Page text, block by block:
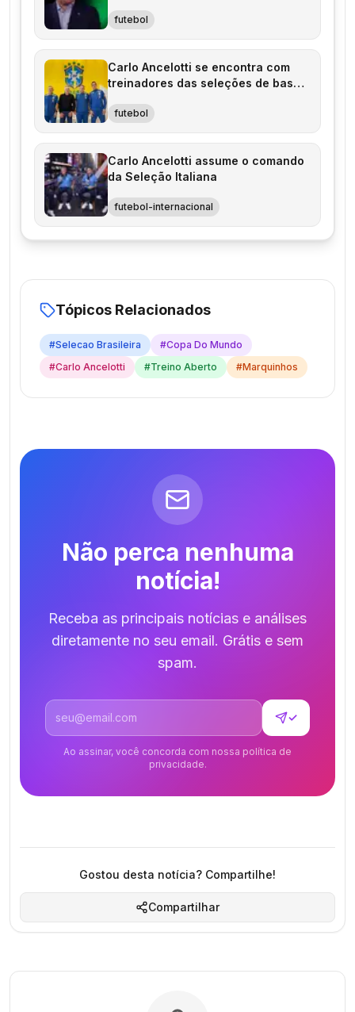
futebol
Carlo Ancelotti se encontra com
treinadores das seleções de base
futebol
Carlo Ancelotti assume o comando
da Seleção Italiana
futebol-internacional
Tópicos Relacionados
#Selecao Brasileira #Copa Do Mundo
#Carlo Ancelotti #Treino Aberto #Marquinhos
Não perca nenhuma
notícia!
Receba as principais notícias e análises
diretamente no seu email. Grátis e sem
spam.
Endereço de email
✓
Ao assinar, você concorda com nossa política de
privacidade.
Gostou desta notícia? Compartilhe!
Compartilhar